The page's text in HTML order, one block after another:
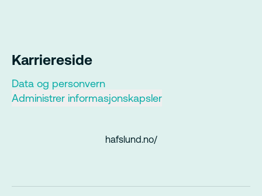
Karriereside
Data og personvern
Administrer informasjonskapsler
hafslund.no/